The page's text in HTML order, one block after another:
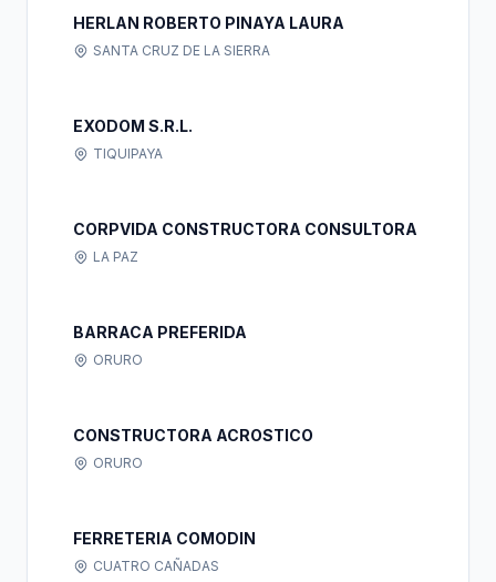
HERLAN ROBERTO PINAYA LAURA
SANTA CRUZ DE LA SIERRA
EXODOM S.R.L.
TIQUIPAYA
CORPVIDA CONSTRUCTORA CONSULTORA
LA PAZ
BARRACA PREFERIDA
ORURO
CONSTRUCTORA ACROSTICO
ORURO
FERRETERIA COMODIN
CUATRO CAÑADAS